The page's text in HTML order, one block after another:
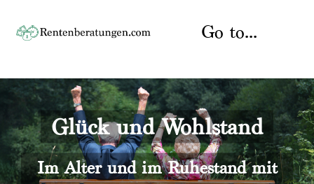
content
Go to...
Startseite
Rente
Rentenberater
Über uns
Kontakt
Glück und Wohlstand
Im Alter und im Ruhestand mit